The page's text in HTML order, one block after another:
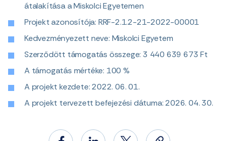
átalakítása a Miskolci Egyetemen
Projekt azonosítója: RRF-2.1.2-21-2022-00001
Kedvezményezett neve: Miskolci Egyetem
Szerződött támogatás összege: 3 440 639 673 Ft
A támogatás mértéke: 100 %
A projekt kezdete: 2022. 06. 01.
A projekt tervezett befejezési dátuma: 2026. 04. 30.